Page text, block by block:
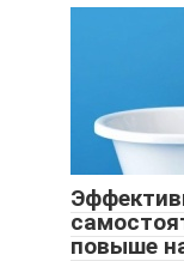
повыше